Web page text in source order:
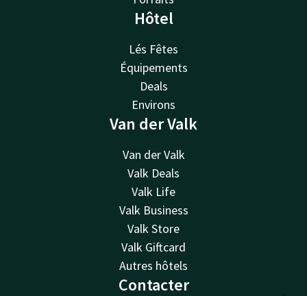
Hôtel
Lés Fêtes
Équipements
Deals
Environs
Van der Valk
Van der Valk
Valk Deals
Valk Life
Valk Business
Valk Store
Valk Giftcard
Autres hôtels
Contacter